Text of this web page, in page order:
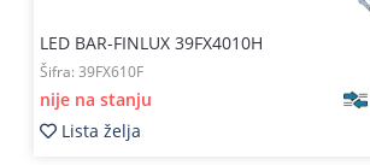
LED BAR-FINLUX 39FX4010H
Šifra: 39FX610F
nije na stanju
Lista želja